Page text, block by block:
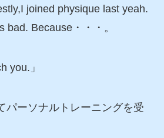
joined physique last yeah.
bad. Because・・・。
you.」
パーソナルトレーニングを受